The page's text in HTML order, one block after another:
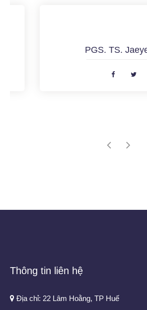
PGS. TS. Jaeyeon
Thông tin liên hệ
Địa chỉ: 22 Lâm Hoằng, TP Huế